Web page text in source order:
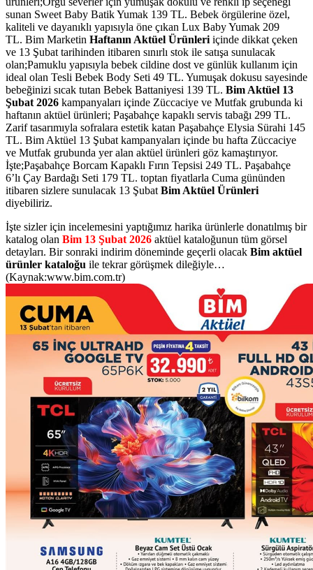
sunan Sweet Baby Batik Yumak 139 TL. Bebek örgülerine özel,
kaliteli ve dayanıklı yapısıyla öne çıkan Lux Baby Yumak 209
TL. Bim Marketin Haftanın Aktüel Ürünleriiçinde dikkat çeken
ve 13 Şubat tarihinden itibaren sınırlı stok ile satışa sunulacak
olan;Pamuklu yapısıyla bebek cildine dost ve günlük kullanım için
ideal olan Tesli Bebek Body Seti 49 TL. Yumuşak dokusu sayesinde
bebeğinizi sıcak tutan Bebek Battaniyesi 139 TL. Bim Aktüel 13
Şubat 2026 kampanyaları içinde Züccaciye ve Mutfak grubunda ki
haftanın aktüel ürünleri; Paşabahçe kapaklı servis tabağı 299 TL.
Zarif tasarımıyla sofralara estetik katan Paşabahçe Elysia Sürahi 145
TL. Bim Aktüel 13 Şubat kampanyaları içinde bu hafta Züccaciye
ve Mutfak grubunda yer alan aktüel ürünleri göz kamaştırıyor.
İşte;Paşabahçe Borcam Kapaklı Fırın Tepsisi 249 TL. Paşabahçe
6’lı Çay Bardağı Seti 179 TL. toptan fiyatlarla Cuma gününden
itibaren sizlere sunulacak 13 ŞubatBimAktüel Ürünleri
diyebiliriz.
İşte sizler için incelemesini yaptığımız harika ürünlerle donatılmış bir
katalog olan Bim 13 Şubat 2026 aktüel kataloğunun tüm görsel
detayları. Bir sonraki indirim döneminde geçerli olacak Bim aktüel
ürünler kataloğu ile tekrar görüşmek dileğiyle…
(Kaynak:www.bim.com.tr)